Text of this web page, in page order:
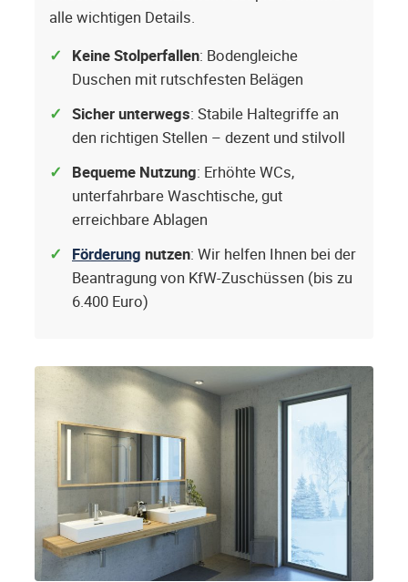
alle wichtigen Details.
Keine Stolperfallen: Bodengleiche
Duschen mit rutschfesten Belägen
Sicher unterwegs: Stabile Haltegriffe an
den richtigen Stellen – dezent und stilvoll
Bequeme Nutzung: Erhöhte WCs,
unterfahrbare Waschtische, gut
erreichbare Ablagen
Förderung nutzen: Wir helfen Ihnen bei der
Beantragung von KfW-Zuschüssen (bis zu
6.400 Euro)